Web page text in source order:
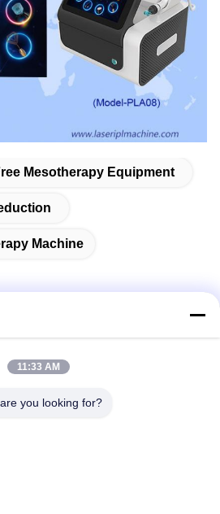
Mesotherapy Equipment
Machine
TianGongYuan Street, Distrik
11:33 AM
you looking for?